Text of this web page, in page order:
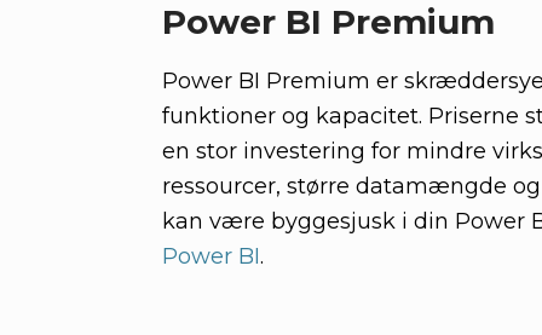
Power BI Premium
Power BI Premium er
funktioner og kapacitet. Priserne
en stor investering for mindre
ressourcer, større datamængde
kan være byggesjusk i din Power
Power BI.